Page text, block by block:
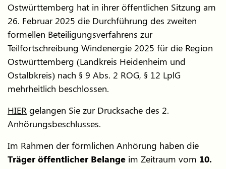
Ostwürttemberg hat in ihrer öffentlichen Sitzung am
26. Februar 2025 die Durchführung des zweiten
formellen Beteiligungsverfahrens zur
Teilfortschreibung Windenergie 2025 für die Region
Ostwürttemberg (Landkreis Heidenheim und
Ostalbkreis) nach § 9 Abs. 2 ROG, § 12 LplG
mehrheitlich beschlossen.
HIER gelangen Sie zur Drucksache des 2.
Anhörungsbeschlusses.
Im Rahmen der förmlichen Anhörung haben die
Träger öffentlicher Belange im Zeitraum vom 10.